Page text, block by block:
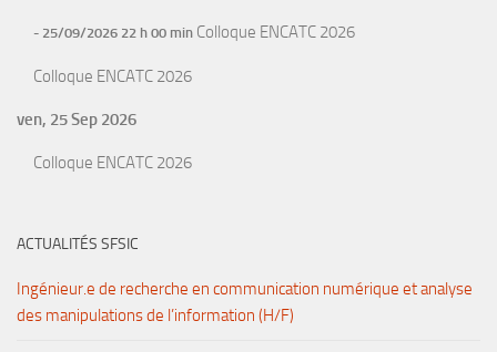
- 25/09/2026 22 h 00 min Colloque ENCATC 2026
Colloque ENCATC 2026
ven, 25 Sep 2026
Colloque ENCATC 2026
ACTUALITÉS SFSIC
Ingénieur.e de recherche en communication numérique et analyse
des manipulations de l’information (H/F)